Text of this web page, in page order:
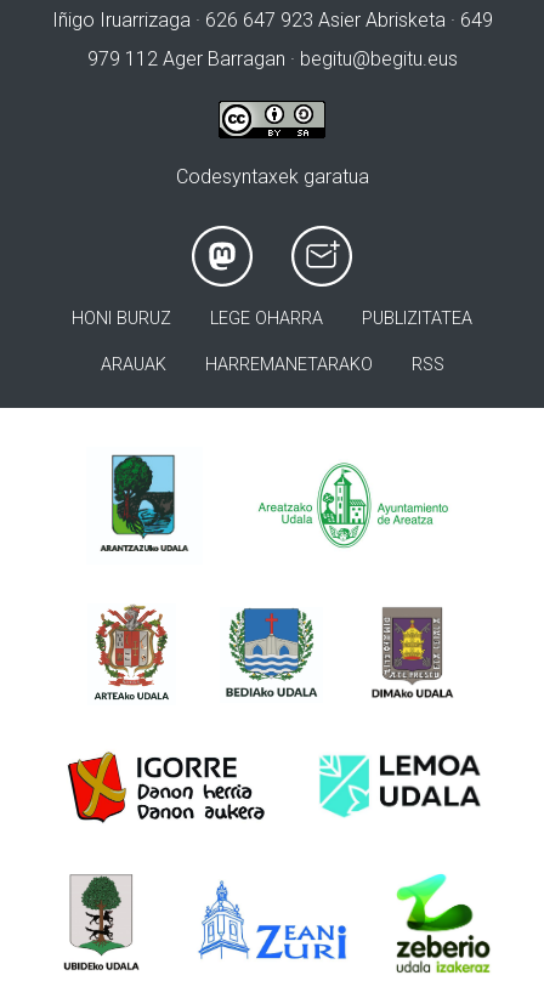
Iñigo Iruarrizaga · 626 647 923 Asier Abrisketa · 649
979 112 Ager Barragan · begitu@begitu.eus
Codesyntaxek garatua
HONI BURUZ LEGE OHARRA PUBLIZITATEA
ARAUAK HARREMANETARAKO RSS